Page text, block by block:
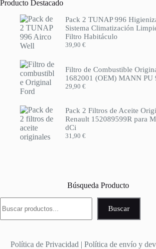
Producto Destacado
Pack 2 TUNAP 996
Sistema Climatización
Filtro Habitáculo
39,90 €
Filtro de Combustible
1682001 (OEM) MANN PU
29,90 €
Pack 2 Filtros de Aceite
Renault 152089599R para
dCi
31,90 €
Búsqueda Producto
Buscar
Política de Privacidad |Política de envío y